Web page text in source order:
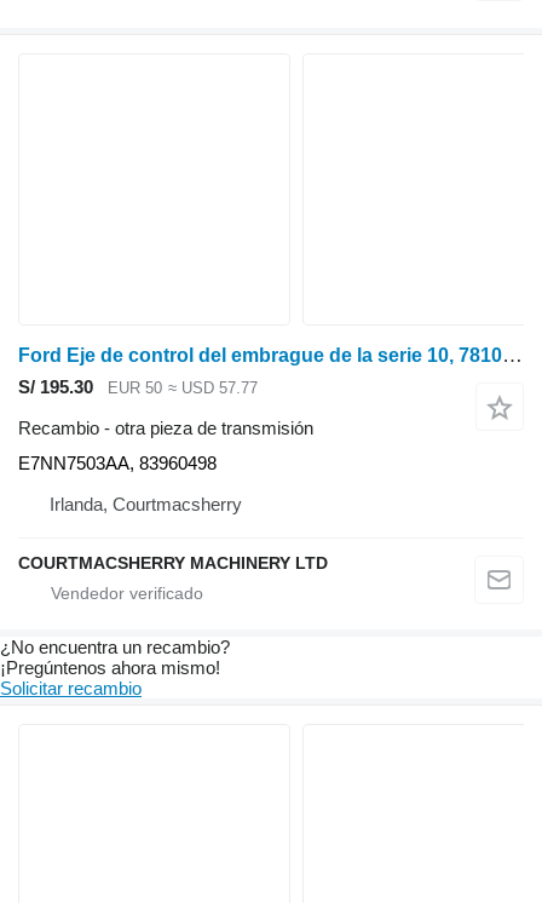
Ford Eje de control del embrague de la serie 10, 7810, 7910, 8210 E7nn7503aa, 8396 E7NN7503AA para tractor de ruedas
S/ 195.30 EUR 50 ≈ USD 57.77
Recambio - otra pieza de transmisión
E7NN7503AA, 83960498
Irlanda, Courtmacsherry
COURTMACSHERRY MACHINERY LTD
¿No encuentra un recambio?
¡Pregúntenos ahora mismo!
Solicitar recambio